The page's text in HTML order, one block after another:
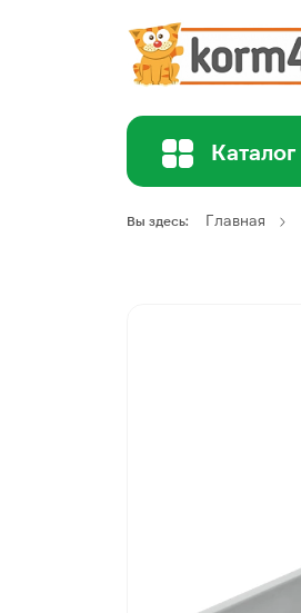
Каталог
Вы здесь: Главная